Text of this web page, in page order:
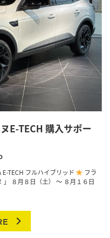
E-TECH 購入サポー
TECH フルハイブリッド
フラ
８月８日（土） ～ ８月１６日